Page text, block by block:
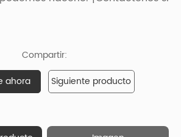
Compartir:
ahora
Siguiente producto